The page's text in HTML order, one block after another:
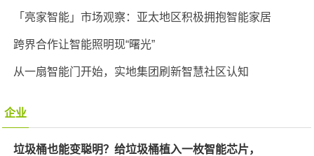
「亮家智能」市场观察：亚太地区积极拥抱智能家居
跨界合作让智能照明现“曙光”
从一扇智能门开始，实地集团刷新智慧社区认知
企业
垃圾桶也能变聪明？给垃圾桶植入一枚智能芯片，